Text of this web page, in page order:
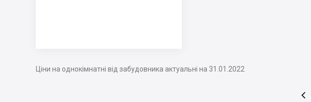
Ціни на однокімнатні від забудовника актуальні на 31.01.2022
